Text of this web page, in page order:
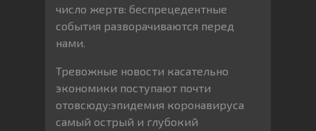
число жертв: беспрецедентные
события разворачиваются перед
нами.
Тревожные новости касательно
экономики поступают почти
отовсюду:эпидемия коронавируса
самый острый и глубокий